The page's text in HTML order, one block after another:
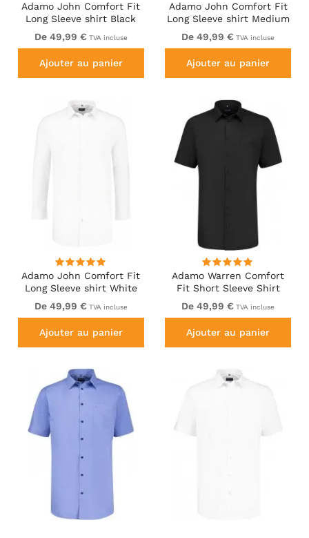
Adamo John Comfort Fit
Long Sleeve shirt Black
De 49,99 € TVA incluse
Ajouter au panier
Adamo John Comfort Fit
Long Sleeve shirt Medium
Blue
De 49,99 € TVA incluse
Ajouter au panier
Adamo John Comfort Fit
Long Sleeve shirt White
De 49,99 € TVA incluse
Ajouter au panier
Adamo Warren Comfort
Fit Short Sleeve Shirt
Black
De 49,99 € TVA incluse
Ajouter au panier